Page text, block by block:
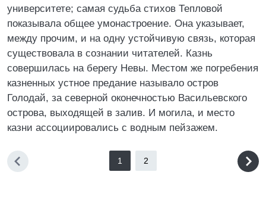
университете; самая судьба стихов Тепловой
показывала общее умонастроение. Она указывает,
между прочим, и на одну устойчивую связь, которая
существовала в сознании читателей. Казнь
совершилась на берегу Невы. Местом же погребения
казненных устное предание называло остров
Голодай, за северной оконечностью Васильевского
острова, выходящей в залив. И могила, и место
казни ассоциировались с водным пейзажем.
1 2